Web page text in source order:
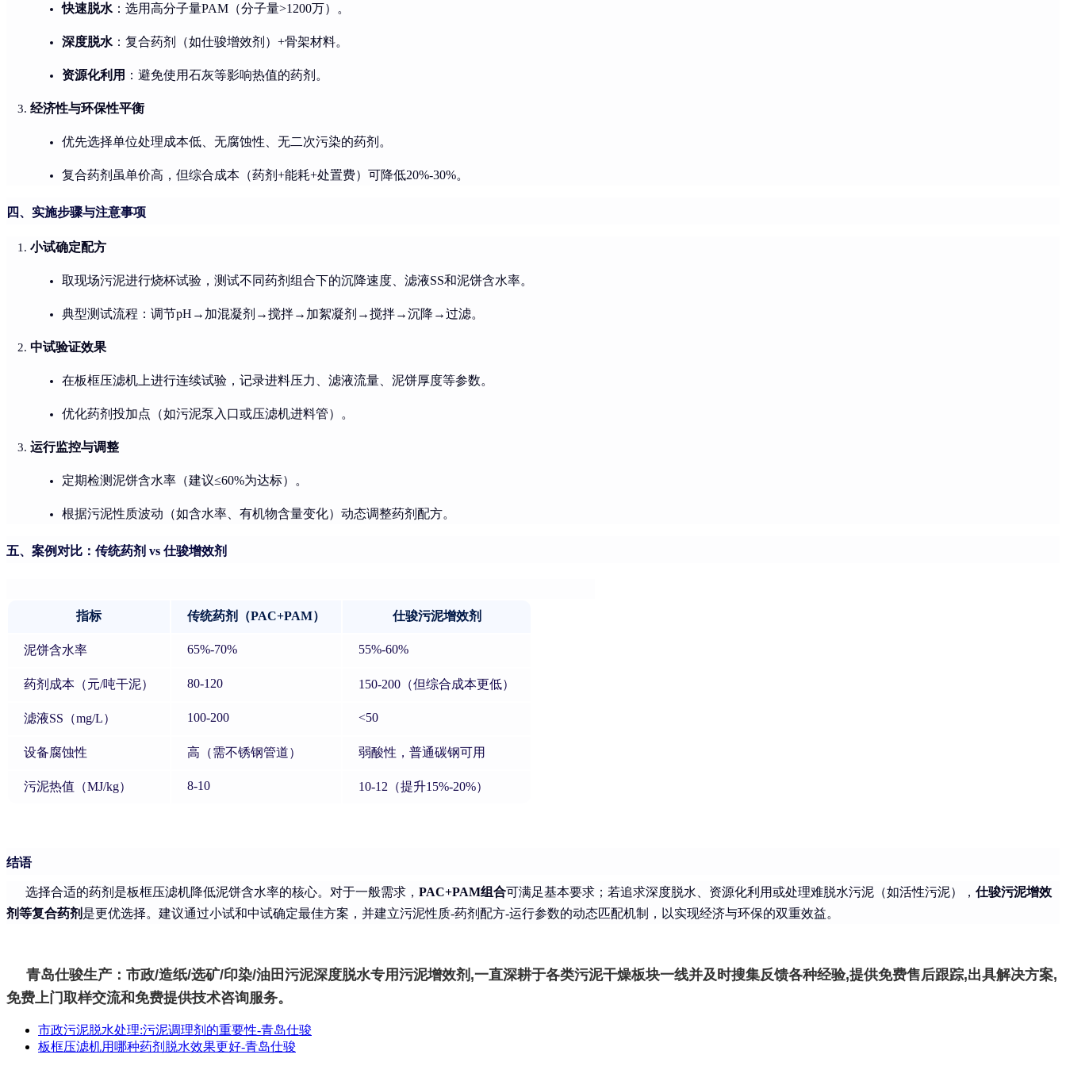
快速脱水 ：选用高分子量PAM（分子量>1200万）。
深度脱水 ：复合药剂（如仕骏增效剂）+骨架材料。
资源化利用 ：避免使用石灰等影响热值的药剂。
经济性与环保性平衡
优先选择单位处理成本低、无腐蚀性、无二次污染的药剂。
复合药剂虽单价高，但综合成本（药剂+能耗+处置费）可降低20%-30%。
四、实施步骤与注意事项
小试确定配方
取现场污泥进行烧杯试验，测试不同药剂组合下的沉降速度、滤液SS和泥饼含水率。
典型测试流程：调节pH→加混凝剂→搅拌→加絮凝剂→搅拌→沉降→过滤。
中试验证效果
在板框压滤机上进行连续试验，记录进料压力、滤液流量、泥饼厚度等参数。
优化药剂投加点（如污泥泵入口或压滤机进料管）。
运行监控与调整
定期检测泥饼含水率（建议≤60%为达标）。
根据污泥性质波动（如含水率、有机物含量变化）动态调整药剂配方。
五、案例对比：传统药剂 vs 仕骏增效剂
指标 传统药剂（PAC+PAM） 仕骏污泥增效剂
泥饼含水率 65%-70% 55%-60%
药剂成本（元/吨干泥） 80-120 150-200（但综合成本更低）
滤液SS（mg/L） 100-200 <50
设备腐蚀性 高（需不锈钢管道） 弱酸性，普通碳钢可用
污泥热值（MJ/kg） 8-10 10-12（提升15%-20%）
结语
选择合适的药剂是板框压滤机降低泥饼含水率的核心。对于一般需求， PAC+PAM组合可满足基本要求；若追求深度脱水、资源化利用或处理难脱水污泥（如活性污泥）， 仕骏污泥增效
剂等复合药剂 是更优选择。建议通过小试和中试确定最佳方案，并建立污泥性质-药剂配方-运行参数的动态匹配机制，以实现经济与环保的双重效益。
青岛仕骏生产：市政/造纸/选矿/印染/油田污泥深度脱水专用污泥增效剂,一直深耕于各类污泥干燥板块一线并及时搜集反馈各种经验,提供免费售后跟踪,出具解决方案,
免费上门取样交流和免费提供技术咨询服务。
市政污泥脱水处理:污泥调理剂的重要性-青岛仕骏
板框压滤机用哪种药剂脱水效果更好-青岛仕骏